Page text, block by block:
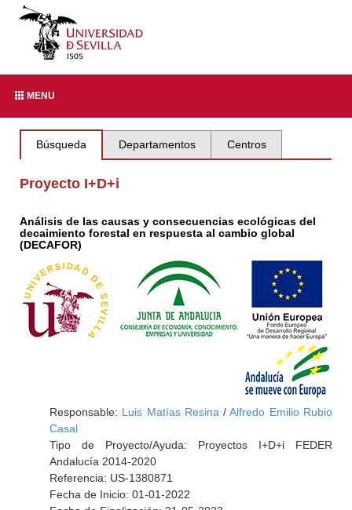
MENU
Búsqueda Departamentos Centros
Proyecto I+D+i
Análisis de las causas y consecuencias ecológicas del
decaimiento forestal en respuesta al cambio global
(DECAFOR)
Responsable: Luis Matías Resina /Alfredo Emilio Rubio
Casal
Tipo de Proyecto/Ayuda: Proyectos I+D+i FEDER
Andalucía 2014-2020
Referencia: US-1380871
Fecha de Inicio: 01-01-2022